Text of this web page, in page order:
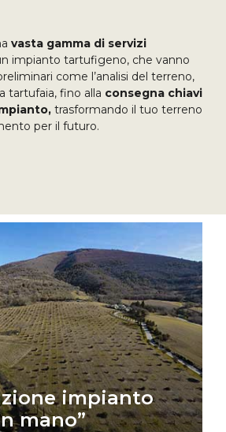
vasta gamma di servizi
impianto tartufigeno, che vanno
come l’analisi del terreno,
tartufaia, fino alla consegna chiavi
trasformando il tuo terreno
per il futuro.
impianto
mano”